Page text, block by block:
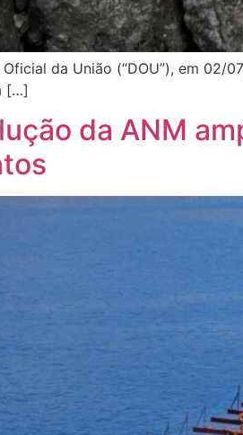
da União (“DOU”), em 02/
[…]
da ANM